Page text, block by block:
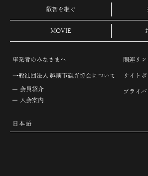
叡智を継ぐ
MOVIE
事業者のみなさまへ
一般社団法人 越前市観光協会について
会員紹介
入会案内
関連リ
サイト
プライ